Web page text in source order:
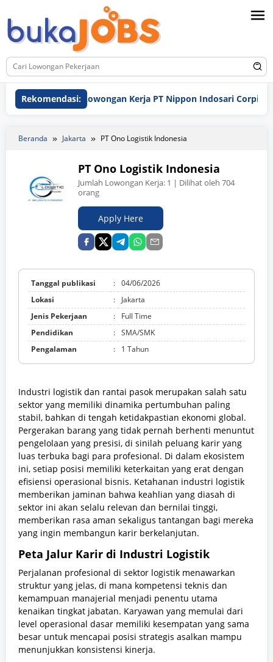
ke
konten
Rekomendasi:Lowongan Kerja PT Nippon Indosari Corpindo Tbk.
Beranda Jakarta PT Ono Logistik Indonesia
PT Ono Logistik Indonesia
Jumlah Lowongan Kerja: 1 | Dilihat oleh 704
orang
Apply Here
Tanggal publikasi : 04/06/2026
Lokasi
:
Jakarta
Jenis Pekerjaan
:
Full Time
Pendidikan
: SMA/SMK
Pengalaman
: 1 Tahun
Industri logistik dan rantai pasok merupakan salah satu
sektor yang memiliki dinamika pertumbuhan paling
stabil, bahkan di tengah ketidakpastian ekonomi global.
Pergerakan barang yang tidak pernah berhenti menuntut
pengelolaan yang presisi, di sinilah peluang karir yang
luas terbuka bagi para profesional. Di dalam ekosistem
ini, setiap posisi memiliki keterkaitan yang erat dengan
efisiensi operasional bisnis. Ketahanan industri logistik
memberikan jaminan bahwa keahlian yang diasah di
sektor ini akan selalu relevan dan bernilai tinggi,
memberikan rasa aman sekaligus tantangan bagi mereka
yang ingin membangun karir berkelanjutan.
Peta Jalur Karir di Industri Logistik
Perjalanan profesional di sektor logistik menawarkan
struktur yang jelas, di mana kompetensi teknis dan
kemampuan manajerial menjadi penentu utama
kenaikan tingkat jabatan. Karyawan yang memulai dari
level operasional dasar memiliki kesempatan yang sama
besar untuk mencapai posisi strategis asalkan mampu
menunjukkan konsistensi kinerja.